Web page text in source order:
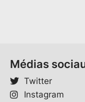
Médias
Twitter
Instagram